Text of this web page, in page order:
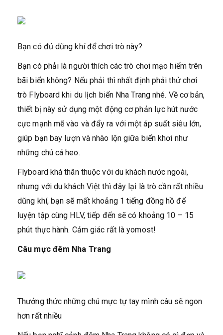
Bạn có đủ dũng khí để chơi trò này?
Bạn có phải là người thích các trò chơi mạo hiểm trên
bãi biển không? Nếu phải thì nhất định phải thử chơi
trò Flyboard khi du lịch biển Nha Trang nhé. Về cơ bản,
thiết bị này sử dụng một động cơ phản lực hút nước
cực mạnh mẽ vào và đẩy ra với một áp suất siêu lớn,
giúp bạn bay lượn và nhào lộn giữa biển khơi như
những chú cá heo.
Flyboard khá thân thuộc với du khách nước ngoài,
nhưng với du khách Việt thì đây lại là trò cần rất nhiều
dũng khí, bạn sẽ mất khoảng 1 tiếng đồng hồ để
luyện tập cùng HLV, tiếp đến sẽ có khoảng 10 – 15
phút thực hành. Cảm giác rất là yomost!
Câu mực đêm Nha Trang
Thưởng thức những chú mực tự tay mình câu sẽ ngon
hơn rất nhiều